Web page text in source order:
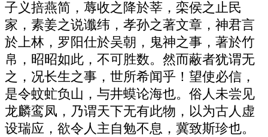
子义掊燕简，蓐收之降於莘，栾侯之止民
家，素姜之说谶纬，孝孙之著文章，神君言
於上林，罗阳仕於吴朝，鬼神之事，著於竹
帛，昭昭如此，不可胜数。然而蔽者犹谓无
之，况长生之事，世所希闻乎！望使必信，
是令蚊虻负山，与井蟆论海也。俗人未尝见
龙麟鸾凤，乃谓天下无有此物，以为古人虚
设瑞应，欲令人主自勉不息，冀致斯珍也。